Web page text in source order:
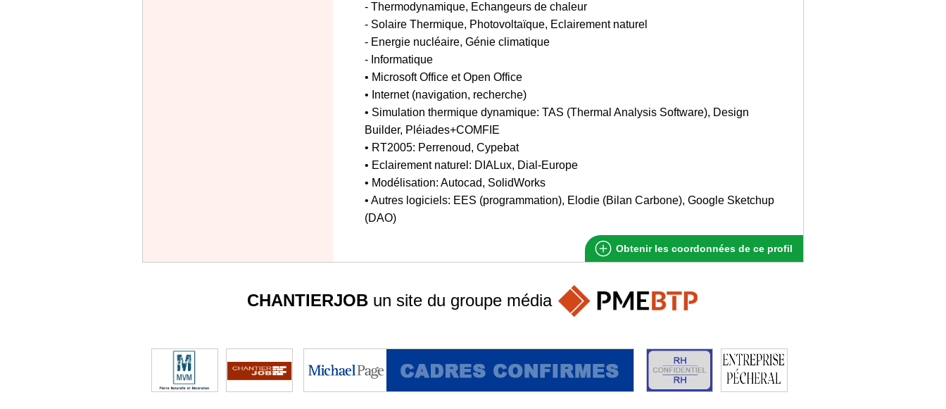
- Thermodynamique, Echangeurs de chaleur
- Solaire Thermique, Photovoltaïque, Eclairement naturel
- Energie nucléaire, Génie climatique
- Informatique
• Microsoft Office et Open Office
• Internet (navigation, recherche)
• Simulation thermique dynamique: TAS (Thermal Analysis Software), Design
Builder, Pléiades+COMFIE
• RT2005: Perrenoud, Cypebat
• Eclairement naturel: DIALux, Dial-Europe
• Modélisation: Autocad, SolidWorks
• Autres logiciels: EES (programmation), Elodie (Bilan Carbone), Google Sketchup
(DAO)
Obtenir les coordonnées de ce profil
CHANTIERJOBun site du groupe média